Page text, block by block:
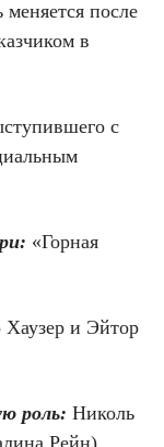
меняется после
в
с
«Горная
и Эйтор
роль: Николь